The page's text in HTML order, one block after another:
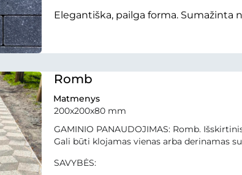
Elegantiška, pailga forma. Sumažinta
Romb
Matmenys
200x200x80 mm
GAMINIO PANAUDOJIMAS: Romb.
Gali būti klojamas vienas arba derinamas su
SAVYBĖS: